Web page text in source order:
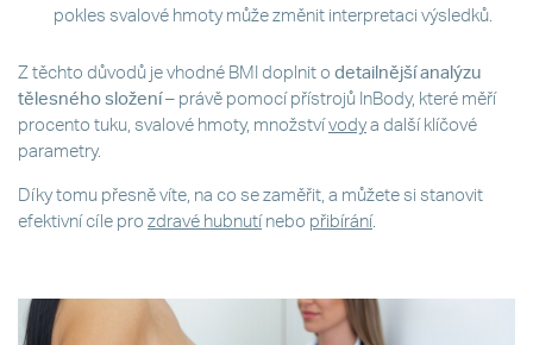
pokles svalové hmoty může změnit interpretaci výsledků.
Z těchto důvodů je vhodné BMI doplnit o detailnější analýzu
tělesného složení – právě pomocí přístrojů InBody, které měří
procento tuku, svalové hmoty, množství vodya další klíčové
parametry.
Díky tomu přesně víte, na co se zaměřit, a můžete si stanovit
efektivní cíle pro zdravé hubnutí nebo přibírání